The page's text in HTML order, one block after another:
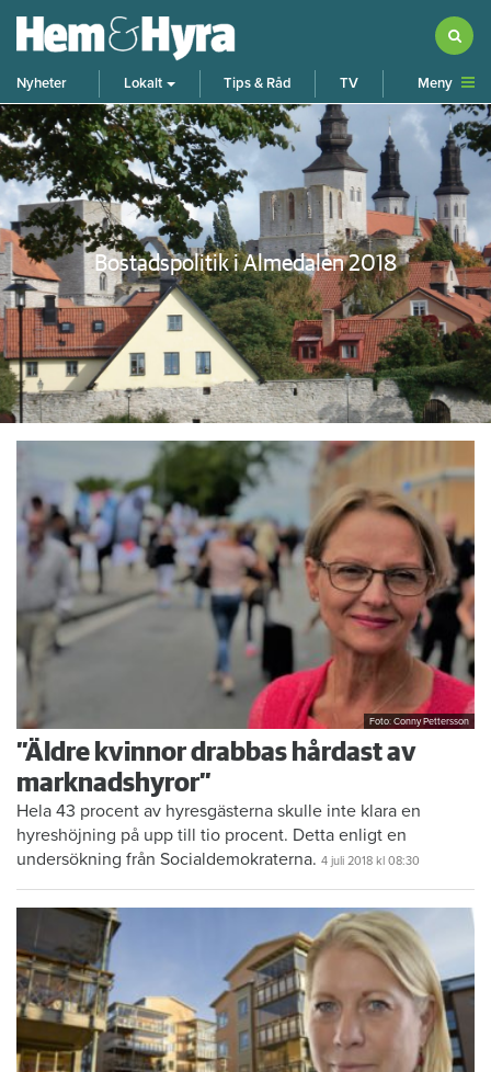
Nyheter Lokalt Tips & Råd TV Meny
Bostadspolitik i Almedalen 2018
Foto: Conny Pettersson
”Äldre kvinnor drabbas hårdast av
marknadshyror”
Hela 43 procent av hyresgästerna skulle inte klara en
hyreshöjning på upp till tio procent. Detta enligt en
undersökning från Socialdemokraterna. 4 juli 2018 kl 08:30